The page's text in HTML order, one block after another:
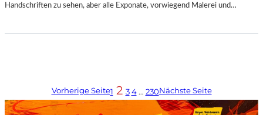
Handschriften zu sehen, aber alle Exponate, vorwiegend Malerei und…
Vorherige Seite1 2 3 4 … 230Nächste Seite